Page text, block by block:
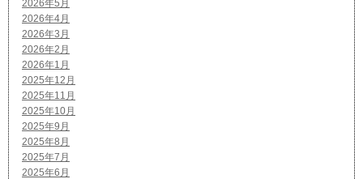
2026年5月
2026年4月
2026年3月
2026年2月
2026年1月
2025年12月
2025年11月
2025年10月
2025年9月
2025年8月
2025年7月
2025年6月